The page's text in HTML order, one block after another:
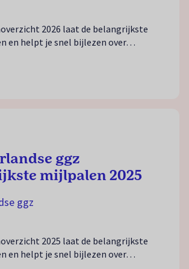
2026 laat de belangrijkste
en helpt je snel bijlezen over…
ggz
mijlpalen 2025
ggz
2025 laat de belangrijkste
en helpt je snel bijlezen over…